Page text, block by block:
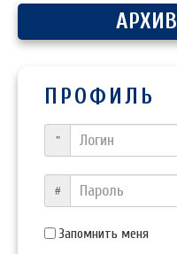
АРХИВ
ПРОФИЛЬ
Логин
Пароль
Запомнить меня